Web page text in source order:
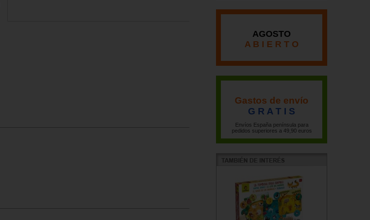
AGOSTO
A B I E R T O
Gastos de envío
G R A T I S
Envíos España península para
pedidos superiores a 49,90 euros